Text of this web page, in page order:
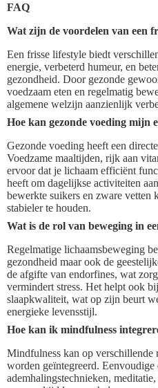
FAQ
Wat zijn de voordelen van een
Een frisse lifestyle biedt
energie, verbeterd humeur, en
gezondheid. Door gezonde
voedzaam eten en regelmatig
algemene welzijn aanzienlijk
Hoe kan gezonde voeding mijn
Gezonde voeding heeft een
Voedzame maaltijden, rijk aan
ervoor dat je lichaam efficiënt
heeft om dagelijkse activiteiten
bewerkte suikers en zware vetten
stabieler te houden.
Wat is de rol van beweging in
Regelmatige lichaamsbeweging
gezondheid maar ook de
de afgifte van endorfines, wat
vermindert stress. Het helpt ook
slaapkwaliteit, wat op zijn beurt
energieke levensstijl.
Hoe kan ik mindfulness
Mindfulness kan op verschillende
worden geïntegreerd. Eenvoudige
ademhalingstechnieken,